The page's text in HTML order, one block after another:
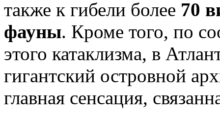
также к гибели более 70
фауны. Кроме того, по
этого катаклизма, в
гигантский островной
главная сенсация,